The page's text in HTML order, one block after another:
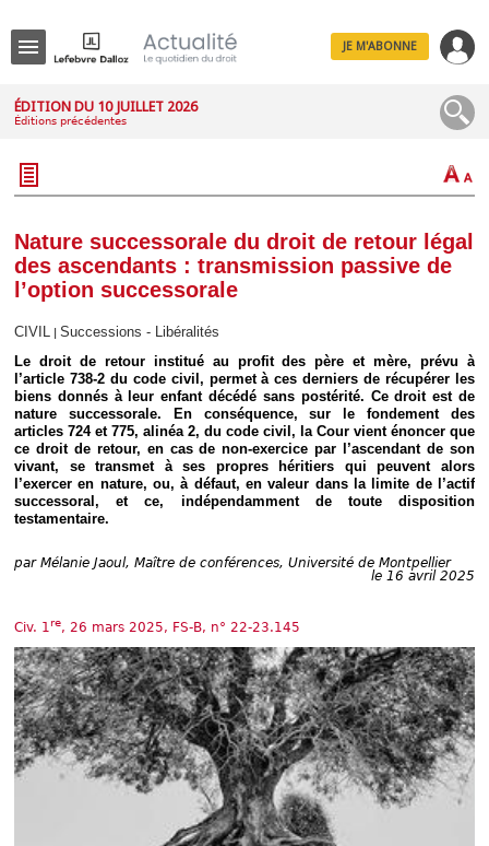
JE M'ABONNE
ÉDITION DU 10 JUILLET 2026
Éditions précédentes
Nature successorale du droit de retour légal
des ascendants : transmission passive de
l’option successorale
CIVIL
Successions - Libéralités
Le droit de retour institué au profit des père et mère, prévu à
l’article 738-2 du code civil, permet à ces derniers de récupérer les
biens donnés à leur enfant décédé sans postérité. Ce droit est de
nature successorale. En conséquence, sur le fondement des
articles 724 et 775, alinéa 2, du code civil, la Cour vient énoncer que
ce droit de retour, en cas de non-exercice par l’ascendant de son
vivant, se transmet à ses propres héritiers qui peuvent alors
l’exercer en nature, ou, à défaut, en valeur dans la limite de l’actif
successoral, et ce, indépendamment de toute disposition
testamentaire.
par Mélanie Jaoul, Maître de conférences, Université de Montpellier
le 16 avril 2025
Civ. 1 re, 26 mars 2025, FS-B, n° 22-23.145